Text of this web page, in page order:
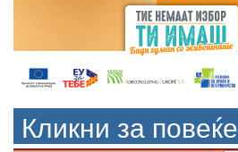
Кликни за повеќе